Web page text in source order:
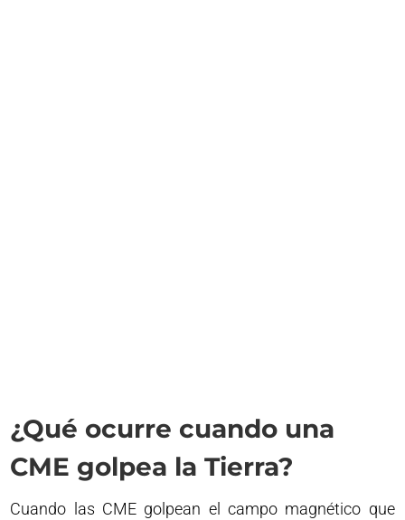
¿Qué ocurre cuando una
CME golpea la Tierra?
Cuando las CME golpean el campo magnético que